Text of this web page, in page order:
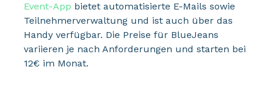
Event-App bietet automatisierte E-Mails sowie
Teilnehmerverwaltung und ist auch über das
Handy verfügbar. Die Preise für BlueJeans
variieren je nach Anforderungen und starten bei
12€ im Monat.